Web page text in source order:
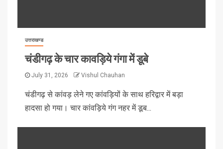
उत्तराखण्ड
चंडीगढ़ के चार कावड़िये गंगा में डूबे
July 31, 2026 Vishul Chauhan
चंडीगढ़ से कांवड़ लेने गए कांवड़ियों के साथ हरिद्वार में बड़ा
हादसा हो गया। चार कांवड़िये गंग नहर में डूब...